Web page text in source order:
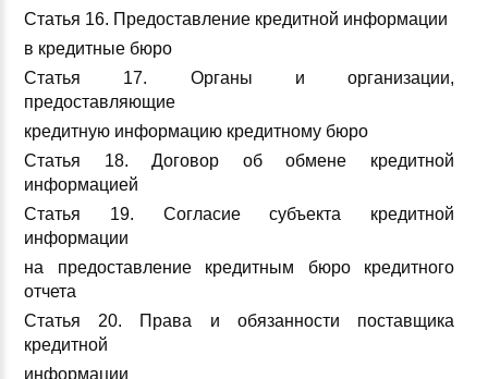
Статья 16. Предоставление кредитной информации
в кредитные бюро
Статья 17. Органы и организации,
предоставляющие
кредитную информацию кредитному бюро
Статья 18. Договор об обмене кредитной
информацией
Статья 19. Согласие субъекта кредитной
информации
на предоставление кредитным бюро кредитного
отчета
Статья 20. Права и обязанности поставщика
кредитной
информации